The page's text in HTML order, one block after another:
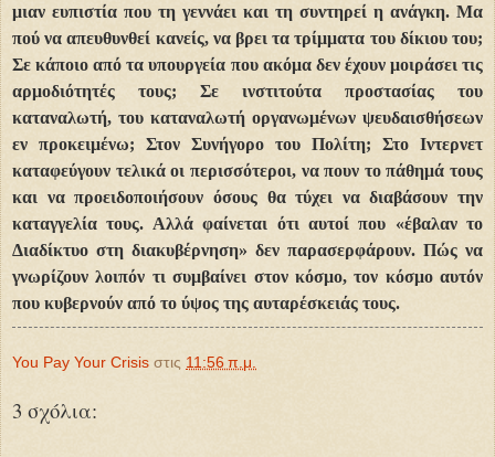
μιαν ευπιστία που τη γεννάει και τη συντηρεί η ανάγκη. Μα
πού να απευθυνθεί κανείς, να βρει τα τρίμματα του δίκιου του;
Σε κάποιο από τα υπουργεία που ακόμα δεν έχουν μοιράσει τις
αρμοδιότητές τους; Σε ινστιτούτα προστασίας του
καταναλωτή, του καταναλωτή οργανωμένων ψευδαισθήσεων
εν προκειμένω; Στον Συνήγορο του Πολίτη; Στο Ιντερνετ
καταφεύγουν τελικά οι περισσότεροι, να πουν το πάθημά τους
και να προειδοποιήσουν όσους θα τύχει να διαβάσουν την
καταγγελία τους. Αλλά φαίνεται ότι αυτοί που «έβαλαν το
Διαδίκτυο στη διακυβέρνηση» δεν παρασερφάρουν. Πώς να
γνωρίζουν λοιπόν τι συμβαίνει στον κόσμο, τον κόσμο αυτόν
που κυβερνούν από το ύψος της αυταρέσκειάς τους.
You Pay Your Crisis στις 11:56 π.μ.
3 σχόλια: